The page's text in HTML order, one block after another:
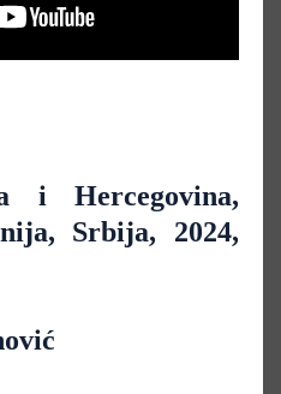
i Hercegovina,
Srbija, 2024,